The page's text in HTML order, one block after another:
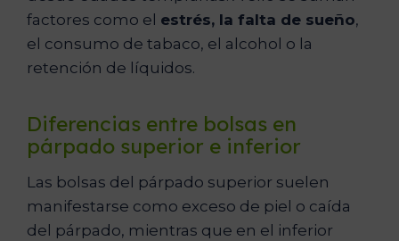
factores como el estrés, la falta de sueño,
el consumo de tabaco, el alcohol o la
retención de líquidos.
Diferencias entre bolsas en
párpado superior e inferior
Las bolsas del párpado superior suelen
manifestarse como exceso de piel o caída
del párpado, mientras que en el inferior